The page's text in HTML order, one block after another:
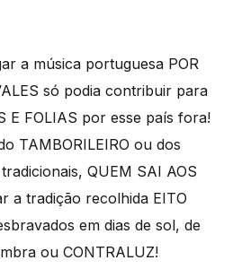
a música portuguesa POR
só podia contribuir para
E FOLIAS por esse país fora!
TAMBORILEIRO ou dos
QUEM SAI AOS
a tradição recolhida EITO
em dias de sol, de
ou CONTRALUZ!